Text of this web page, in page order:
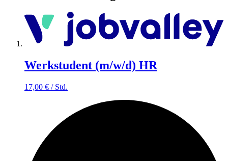
Werkstudent (m/w/d) HR
17,00 € / Std.